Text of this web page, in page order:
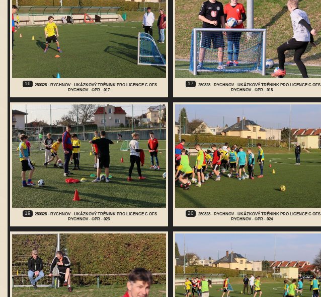
16
250328 - RYCHNOV - UKÁZKOVÝ TRÉNINK PRO LICENCE C OFS
RYCHNOV - ©PR - 017
17
250328 - RYCHNOV - UKÁZKOVÝ TRÉNINK PRO LICENCE C OFS
RYCHNOV - ©PR - 018
19
250328 - RYCHNOV - UKÁZKOVÝ TRÉNINK PRO LICENCE C OFS
RYCHNOV - ©PR - 023
20
250328 - RYCHNOV - UKÁZKOVÝ TRÉNINK PRO LICENCE C OFS
RYCHNOV - ©PR - 024